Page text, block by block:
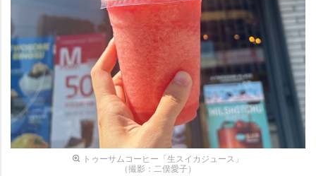
トゥーサムコーヒー「生スイカジュース」
（撮影：二俣愛子）